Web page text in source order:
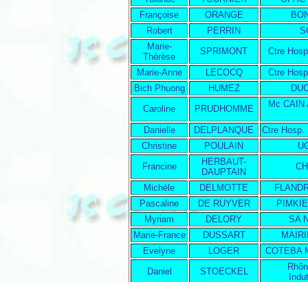
Françoise
ORANGE
Robert
PERRIN
Marie-
Thérèse
SPRIMONT Ctre
Marie-Anne LECOCQ
Ctre
Bich Phuong
HUMEZ
Caroline
PRUDHOMME Mc CAIN
Danielle DELPLANQUE
Ctre Hosp.
Christine
POULAIN
Francine
HERBAUT-
DAUPTAIN
Michèle DELMOTTE
Pascaline
DE RUYVER
Myriam
DELORY
SA
Marie-France
DUSSART
Evelyne
LOGER
COTEBA
Daniel
STOECKEL